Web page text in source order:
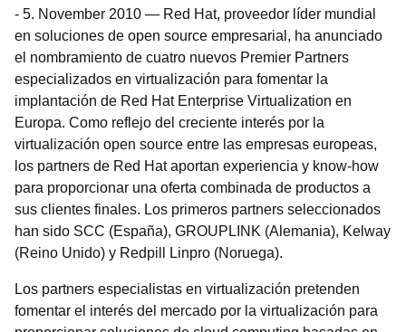
- 5. November 2010 — Red Hat, proveedor líder mundial
en soluciones de open source empresarial, ha anunciado
el nombramiento de cuatro nuevos Premier Partners
especializados en virtualización para fomentar la
implantación de Red Hat Enterprise Virtualization en
Europa. Como reflejo del creciente interés por la
virtualización open source entre las empresas europeas,
los partners de Red Hat aportan experiencia y know-how
para proporcionar una oferta combinada de productos a
sus clientes finales. Los primeros partners seleccionados
han sido SCC (España), GROUPLINK (Alemania), Kelway
(Reino Unido) y Redpill Linpro (Noruega).
Los partners especialistas en virtualización pretenden
fomentar el interés del mercado por la virtualización para